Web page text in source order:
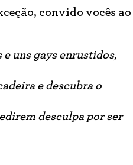
convido vocês ao
uns gays enrustidos,
e descubra o
desculpa por ser